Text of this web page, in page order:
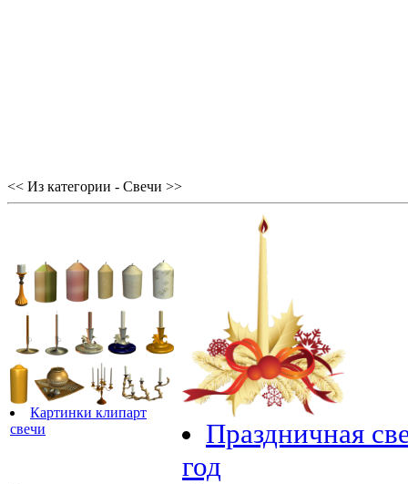
<< Из категории - Свечи >>
Картинки клипарт
свечи
Праздничная
год